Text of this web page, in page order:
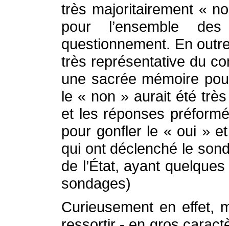
très majoritairement «
pour l’ensemble
questionnement. En
très représentative du
une sacrée mémoire
le « non » aurait été
et les réponses
pour gonfler le « oui »
qui ont déclenché le
de l’État, ayant
sondages)
Curieusement en effet,